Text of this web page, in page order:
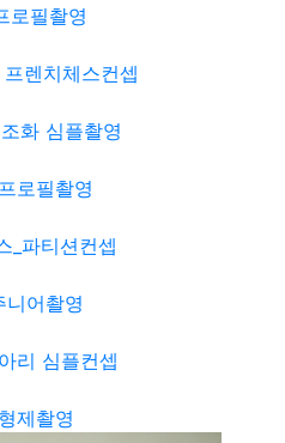
로필촬영
렌치체스컨셉
화 심플촬영
로필촬영
_파티션컨셉
니어촬영
리 심플컨셉
제촬영